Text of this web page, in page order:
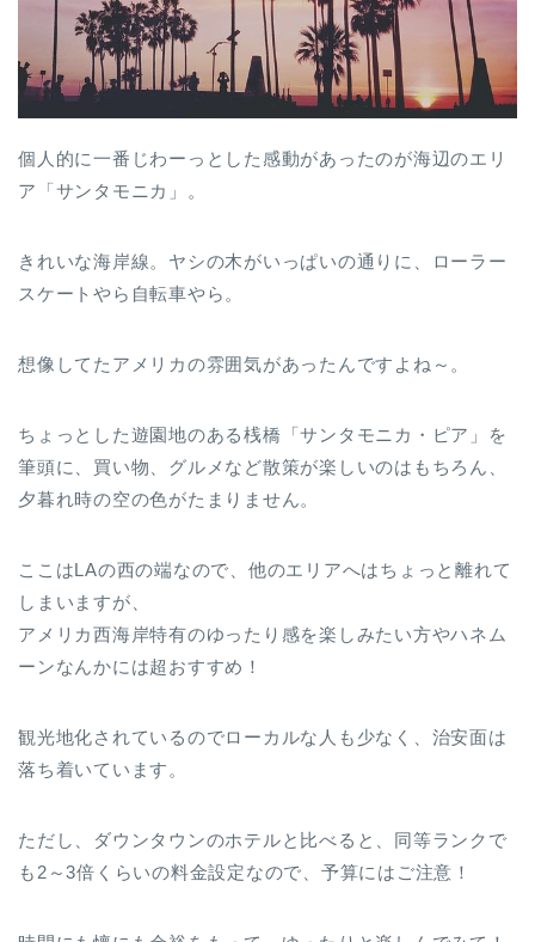
個人的に一番じわーっとした感動があったのが海辺のエリ
ア「サンタモニカ」。
きれいな海岸線。ヤシの木がいっぱいの通りに、ローラー
スケートやら自転車やら。
想像してたアメリカの雰囲気があったんですよね～。
ちょっとした遊園地のある桟橋「サンタモニカ・ピア」を
筆頭に、買い物、グルメなど散策が楽しいのはもちろん、
夕暮れ時の空の色がたまりません。
ここはLAの西の端なので、他のエリアへはちょっと離れて
しまいますが、
アメリカ西海岸特有のゆったり感を楽しみたい方やハネム
ーンなんかには超おすすめ！
観光地化されているのでローカルな人も少なく、治安面は
落ち着いています。
ただし、ダウンタウンのホテルと比べると、同等ランクで
も2～3倍くらいの料金設定なので、予算にはご注意！